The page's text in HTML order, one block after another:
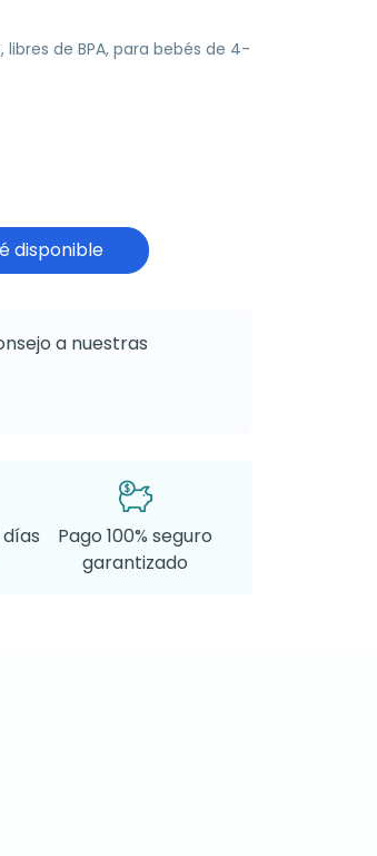
de BPA, para bebés de 4-
disponible
a nuestras
Pago 100% seguro
garantizado